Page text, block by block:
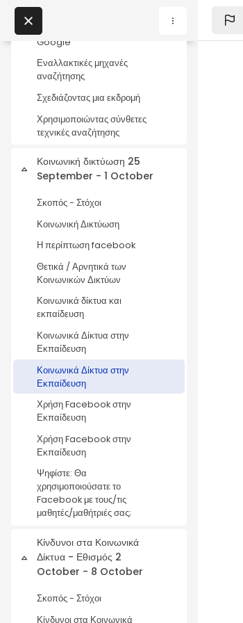
BlocksMy Courses
Blocks
αναζήτησης
Google
Εναλλακτικές μηχανές
αναζήτησης
Σχεδιάζοντας μια εκδρομή
Χρησιμοποιώντας σύνθετες
τεχνικές αναζήτησης
Collapse
Κοινωνική δικτύωση 25
September - 1 October
Σκοπός - Στόχοι
Κοινωνική Δικτύωση
Η περίπτωση facebook
Θετικά / Αρνητικά των
Κοινωνικών Δικτύων
Κοινωνικά δίκτυα και
εκπαίδευση
Κοινωνικά Δίκτυα στην
Εκπαίδευση
Κοινωνικά Δίκτυα στην
Εκπαίδευση
Χρήση Facebook στην
Εκπαίδευση
Χρήση Facebook στην
Εκπαίδευση
Ψηφίστε: Θα
χρησιμοποιούσατε το
Facebook με τους/τις
μαθητές/μαθήτριές σας;
Collapse
Κίνδυνοι στα Κοινωνικά
Δίκτυα - Εθισμός 2
October - 8 October
Σκοπός - Στόχοι
Κίνδυνοι στα Κοινωνικά